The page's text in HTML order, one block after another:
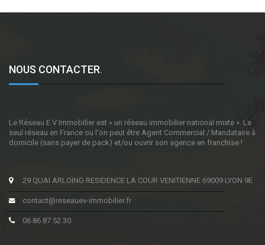
NOUS CONTACTER.
Le Réseau E.V Immobilier est « un réseau immobilier national mixte ». Le
seul réseau en France ou l'on peut être Agent Commercial / Mandataire à
domicile (sans payer de pack) et/ou ouvrir son agence en franchise !
29 QUAI ARLOING RESIDENCE LA COUR VENITIENNE 69009 LYON 9E
contact@reseauev-immobilier.fr
06 86 87 52 30